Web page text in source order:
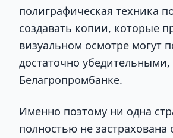
полиграфическая техника
создавать копии, которые
визуальном осмотре могут
достаточно убедительными,
Белагропромбанке.
Именно поэтому ни одна
полностью не застрахована